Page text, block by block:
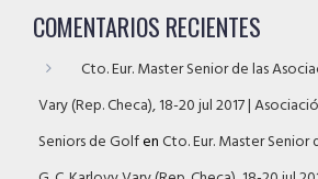
COMENTARIOS RECIENTES
Cto. Eur. Master Senior de las
Vary (Rep. Checa), 18-20 jul 2017 |
Seniors de GolfenCto. Eur. Master Senior